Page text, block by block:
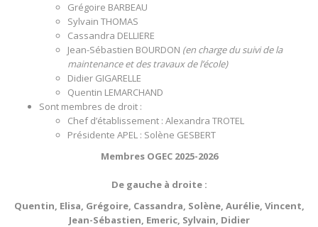
Grégoire BARBEAU
Sylvain THOMAS
Cassandra DELLIERE
Jean-Sébastien BOURDON (en charge du suivi de la
maintenance et des travaux de l’école)
Didier GIGARELLE
Quentin LEMARCHAND
Sont membres de droit :
Chef d’établissement : Alexandra TROTEL
Présidente APEL : Solène GESBERT
Membres OGEC 2025-2026
De gauche à droite :
Quentin, Elisa, Grégoire, Cassandra, Solène, Aurélie, Vincent,
Jean-Sébastien, Emeric, Sylvain, Didier